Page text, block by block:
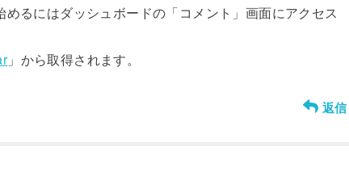
るにはダッシュボードの「コメント」画面にアクセス
」から取得されます。
返信